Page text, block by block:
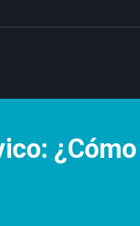
¿Cómo